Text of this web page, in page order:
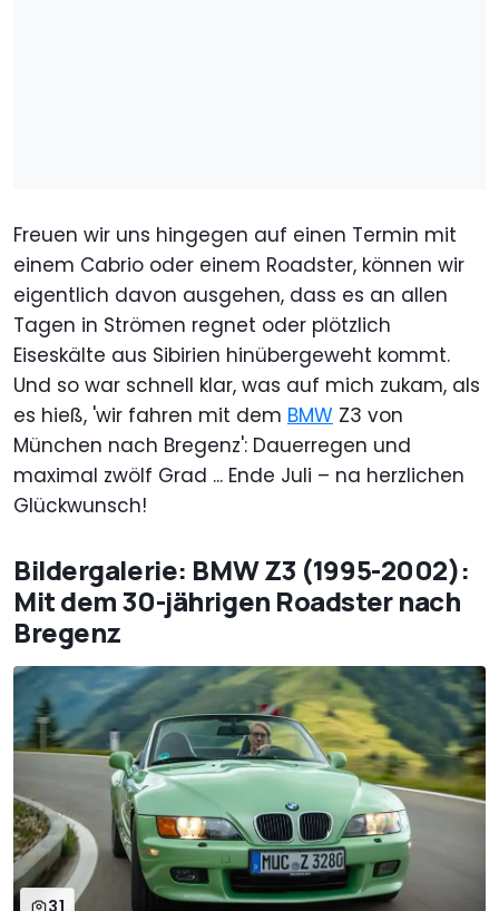
Freuen wir uns hingegen auf einen Termin mit
einem Cabrio oder einem Roadster, können wir
eigentlich davon ausgehen, dass es an allen
Tagen in Strömen regnet oder plötzlich
Eiseskälte aus Sibirien hinübergeweht kommt.
Und so war schnell klar, was auf mich zukam, als
es hieß, 'wir fahren mit dem BMW Z3 von
München nach Bregenz': Dauerregen und
maximal zwölf Grad ... Ende Juli – na herzlichen
Glückwunsch!
Bildergalerie: BMW Z3 (1995-2002):
Mit dem 30-jährigen Roadster nach
Bregenz
31